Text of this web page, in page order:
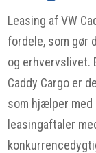
Leasing af VW
fordele, som gør
og erhvervslivet.
Caddy Cargo er
som hjælper med
leasingaftaler